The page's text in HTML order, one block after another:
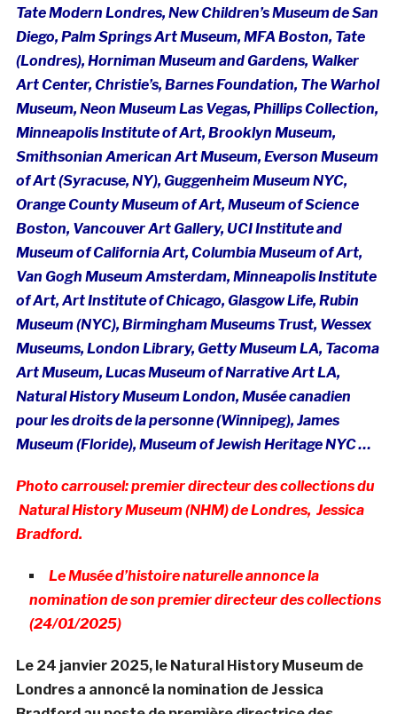
Tate Modern Londres, New Children’s Museum de San
Diego, Palm Springs Art Museum, MFA Boston, Tate
(Londres), Horniman Museum and Gardens, Walker
Art Center, Christie’s, Barnes Foundation, The Warhol
Museum, Neon Museum Las Vegas, Phillips Collection,
Minneapolis Institute of Art, Brooklyn Museum,
Smithsonian American Art Museum, Everson Museum
of Art (Syracuse, NY), Guggenheim Museum NYC,
Orange County Museum of Art, Museum of Science
Boston, Vancouver Art Gallery, UCI Institute and
Museum of California Art, Columbia Museum of Art,
Van Gogh Museum Amsterdam, Minneapolis Institute
of Art, Art Institute of Chicago, Glasgow Life, Rubin
Museum (NYC), Birmingham Museums Trust, Wessex
Museums, London Library, Getty Museum LA, Tacoma
Art Museum, Lucas Museum of Narrative Art LA,
Natural History Museum London, Musée canadien
pour les droits de la personne (Winnipeg), James
Museum (Floride), Museum of Jewish Heritage NYC …
Photo carrousel: premier directeur des collections du
Natural History Museum (NHM) de Londres, Jessica
Bradford.
Le Musée d’histoire naturelle annonce la
nomination de son premier directeur des collections
(24/01/2025)
Le 24 janvier 2025, le Natural History Museum de
Londres a annoncé la nomination de Jessica